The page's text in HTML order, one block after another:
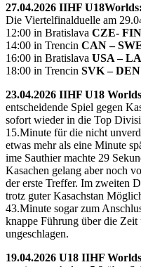
27.04.2026 IIHF U18Worlds:
Die Viertelfinalduelle am
12:00 in Bratislava CZE- FIN
14:00 in Trencin CAN –
16:00 in Bratislava USA –
18:00 in Trencin SVK – DEN
23.04.2026 IIHF U18
entscheidende Spiel gegen
sofort wieder in die Top
15.Minute für die nicht
etwas mehr als eine Minute
ime Sauthier machte 29
Kasachen gelang aber noch
der erste Treffer. Im zweiten
trotz guter Kasachstan
43.Minute sogar zum
knappe Führung über die
ungeschlagen.
19.04.2026 U18 IIHF